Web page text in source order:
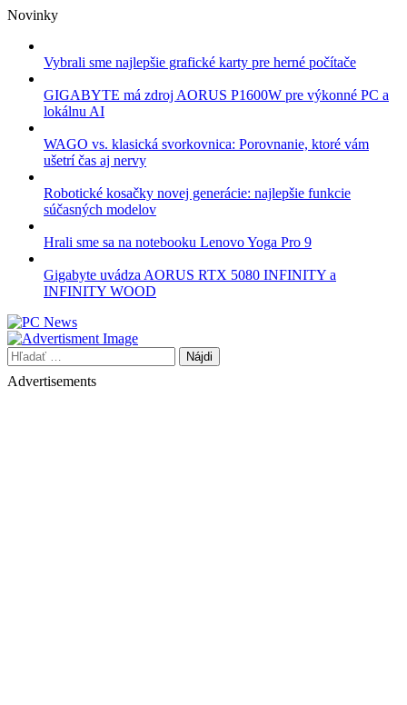
Skip
content
Novinky
Vybrali sme najlepšie grafické karty pre herné počítače
GIGABYTE má zdroj AORUS P1600W pre výkonné PC a
lokálnu AI
WAGO vs. klasická svorkovnica: Porovnanie, ktoré vám
ušetrí čas aj nervy
Robotické kosačky novej generácie: najlepšie funkcie
súčasných modelov
Hrali sme sa na notebooku Lenovo Yoga Pro 9
Gigabyte uvádza AORUS RTX 5080 INFINITY a
INFINITY WOOD
Hľadať:
Advertisements